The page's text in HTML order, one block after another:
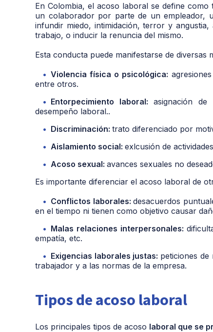
En Colombia, el acoso laboral se define
un colaborador por parte de un empleador,
infundir miedo, intimidación, terror y
trabajo, o inducir la renuncia del mismo.
Esta conducta puede manifestarse de diversas
Violencia física o psicológica:
entre otros.
Entorpecimiento laboral:asignación
desempeño laboral..
Discriminación: trato diferenciado por
Aislamiento social: exlcusión de
Acoso sexual: avances sexuales no
Es importante diferenciar el acoso laboral de
Conflictos laborales:desacuerdos
en el tiempo ni tienen como objetivo causar
Malas relaciones interpersonales:
empatía, etc.
Exigencias laborales justas: peticiones de
trabajador y a las normas de la empresa.
Tipos de acoso laboral
Los principales tipos de acoso laboral que se